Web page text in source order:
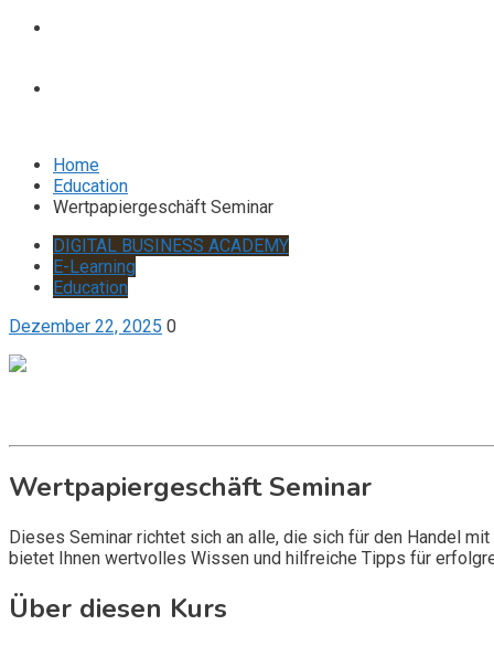
Home
Education
Wertpapiergeschäft Seminar
DIGITAL BUSINESS ACADEMY
E-Learning
Education
Dezember 22, 2025 0
Wertpapiergeschäft Seminar
Dieses Seminar richtet sich an alle, die sich für den Handel
bietet Ihnen wertvolles Wissen und hilfreiche Tipps für
Über diesen Kurs